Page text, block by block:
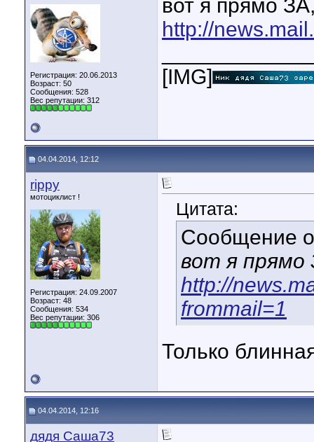
Регистрация: 20.06.2013
Возраст: 50
Сообщения: 528
Вес репутации: 312
вот я прямо
http://
[IMG]
04.04.2014, 12:12
rippy
мотоциклист !
Регистрация: 24.09.2007
Возраст: 48
Сообщения: 534
Вес репутации: 306
Цитата:
Сообщение
вот я прямо
http://
frommail=1
Только
04.04.2014, 12:16
дядя Саша73